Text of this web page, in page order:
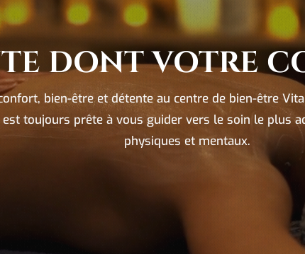
DONT VOTRE
bien-être et détente au centre de bien-être
est toujours prête à vous guider vers le soin le plus
physiques et mentaux.